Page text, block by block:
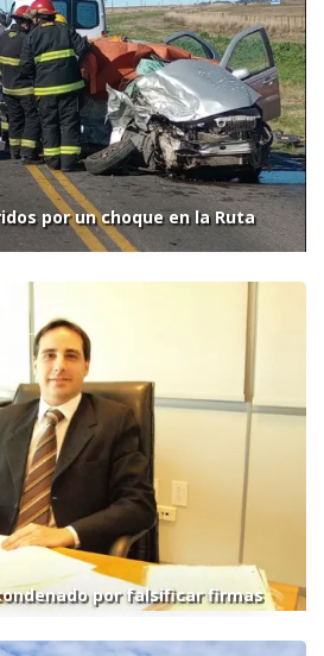
por un choque en la Ruta
por falsificar firmas